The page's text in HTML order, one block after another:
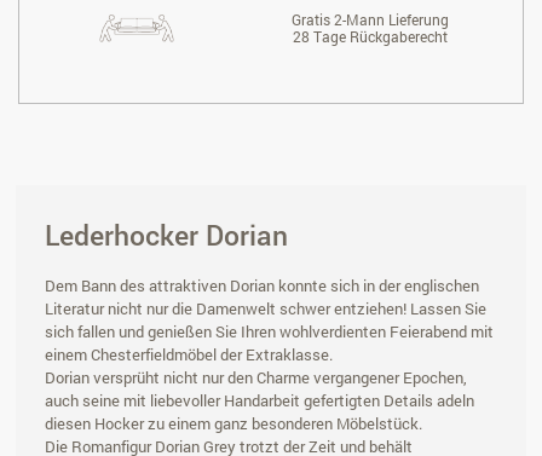
Gratis 2-Mann Lieferung
28 Tage Rückgaberecht
Lederhocker Dorian
Dem Bann des attraktiven Dorian konnte sich in der englischen
Literatur nicht nur die Damenwelt schwer entziehen! Lassen Sie
sich fallen und genießen Sie Ihren wohlverdienten Feierabend mit
einem Chesterfieldmöbel der Extraklasse.
Dorian versprüht nicht nur den Charme vergangener Epochen,
auch seine mit liebevoller Handarbeit gefertigten Details adeln
diesen Hocker zu einem ganz besonderen Möbelstück.
Die Romanfigur Dorian Grey trotzt der Zeit und behält